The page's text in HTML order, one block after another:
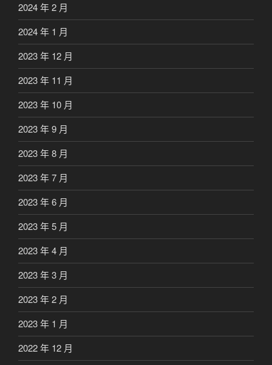
2024 年 2 月
2024 年 1 月
2023 年 12 月
2023 年 11 月
2023 年 10 月
2023 年 9 月
2023 年 8 月
2023 年 7 月
2023 年 6 月
2023 年 5 月
2023 年 4 月
2023 年 3 月
2023 年 2 月
2023 年 1 月
2022 年 12 月